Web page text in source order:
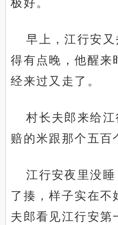
极好。
早上，江行安
得有点晚，他醒来
经来过又走了。
村长夫郎来给
赔的米跟那个五百
江行安夜里没
了揍，样子实在不
夫郎看见江行安第